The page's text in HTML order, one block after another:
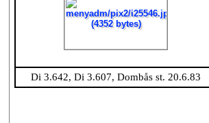
Di 3.642, Di 3.607, Dombås st. 20.6.83